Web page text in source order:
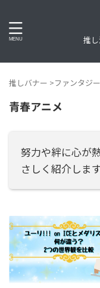
推
推しバナー >ファンタジ
青春アニメ
努力や絆に心が
さしく紹介します